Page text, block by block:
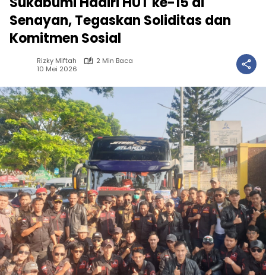
Senayan, Tegaskan Soliditas dan
Komitmen Sosial
Rizky Miftah
2 Min Baca
10 Mei 2026